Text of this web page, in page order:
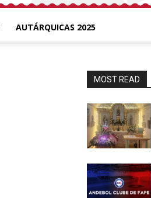
AUTÁRQUICAS 2025
MOST READ